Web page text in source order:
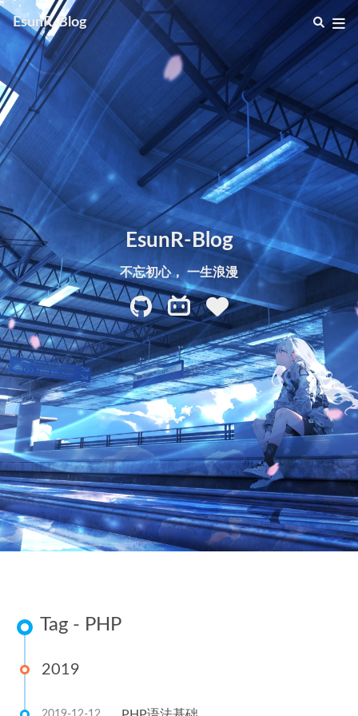
EsunR-Blog
EsunR-Blog
不忘初心， 一生浪漫
Tag - PHP
2019